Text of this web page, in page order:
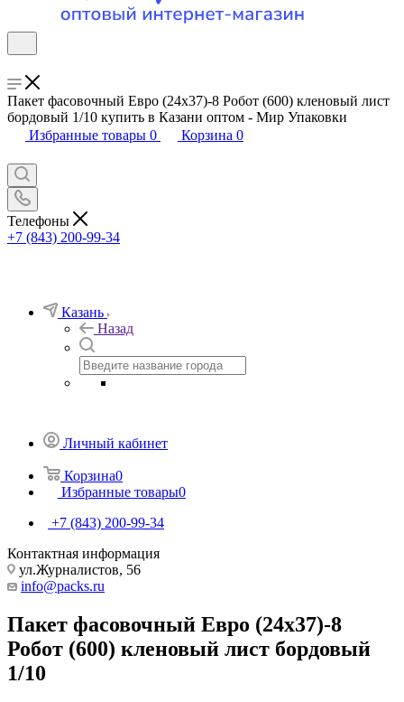
Пакет фасовочный Евро (24х37)-8 Робот (600) кленовый лист
бордовый 1/10 купить в Казани оптом - Мир Упаковки
Избранные товары 0 Корзина 0
Телефоны
+7 (843) 200-99-34
Казань
Назад
Личный кабинет
Корзина0
Избранные товары0
+7 (843) 200-99-34
Контактная информация
ул.Журналистов, 56
info@packs.ru
Пакет фасовочный Евро (24х37)-8
Робот (600) кленовый лист бордовый
1/10